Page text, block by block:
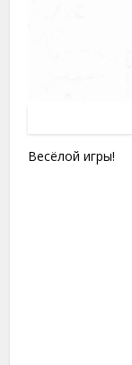
Весёлой игры!